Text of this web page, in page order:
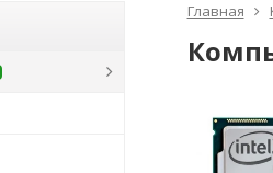
Главная